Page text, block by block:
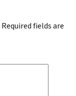
Required fields are